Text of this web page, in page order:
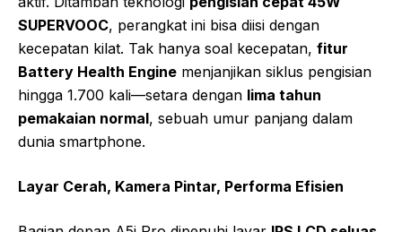
SUPERVOOC, perangkat ini bisa diisi dengan
kecepatan kilat. Tak hanya soal kecepatan, fitur
Battery Health Engine menjanjikan siklus pengisian
hingga 1.700 kali—setara dengan lima tahun
pemakaian normal, sebuah umur panjang dalam
dunia smartphone.
Layar Cerah, Kamera Pintar, Performa Efisien